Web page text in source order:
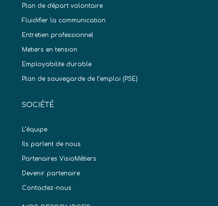
Plan de départ volontaire
Fluidifier la communication
Entretien professionnel
Metiers en tension
Employabilite durable
Plan de sauvegarde de l’emploi (PSE)
SOCIÉTÉ
L’équipe
Ils parlent de nous
Partenaires VisioMétiers
Devenir partenaire
Contactez-nous